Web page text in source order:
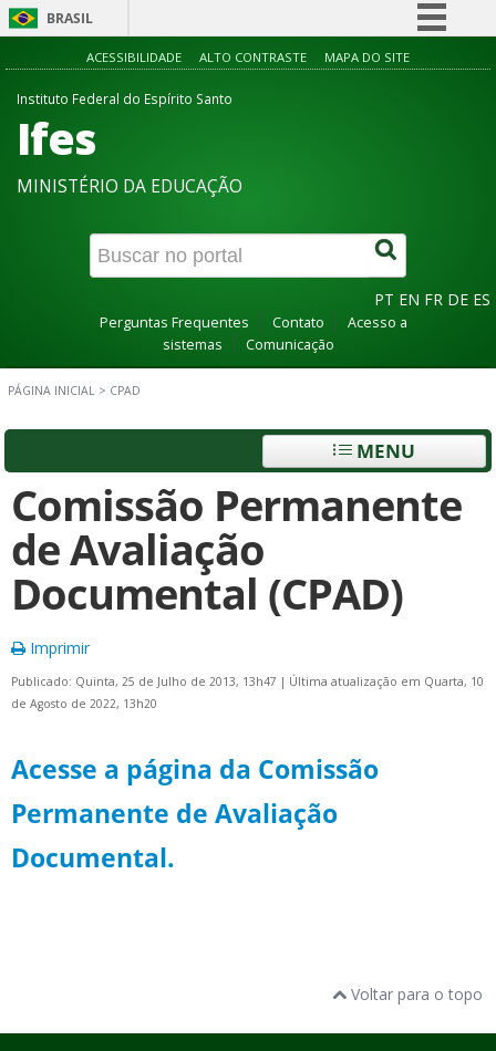
BRASIL
Simplifique!
Canais
ACESSIBILIDADE ALTO CONTRASTE MAPA DO SITE
Instituto Federal do Espírito Santo
Ifes
MINISTÉRIO DA EDUCAÇÃO
PT EN FR DE ES
Perguntas Frequentes Contato
Acesso a
sistemas
Comunicação
PÁGINA INICIAL > CPAD
MENU
Comissão Permanente
de Avaliação
Documental (CPAD)
Imprimir
Publicado: Quinta, 25 de Julho de 2013, 13h47 | Última atualização em Quarta, 10
de Agosto de 2022, 13h20
Acesse a página da Comissão
Permanente de Avaliação
Documental.
Voltar para o topo